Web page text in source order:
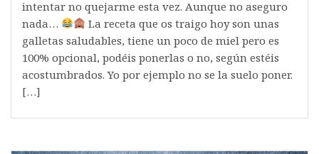
intentar no quejarme esta vez. Aunque no aseguro
nada…
La receta que os traigo hoy son unas
galletas saludables, tiene un poco de miel pero es
100% opcional, podéis ponerlas o no, según estéis
acostumbrados. Yo por ejemplo no se la suelo poner.
[…]